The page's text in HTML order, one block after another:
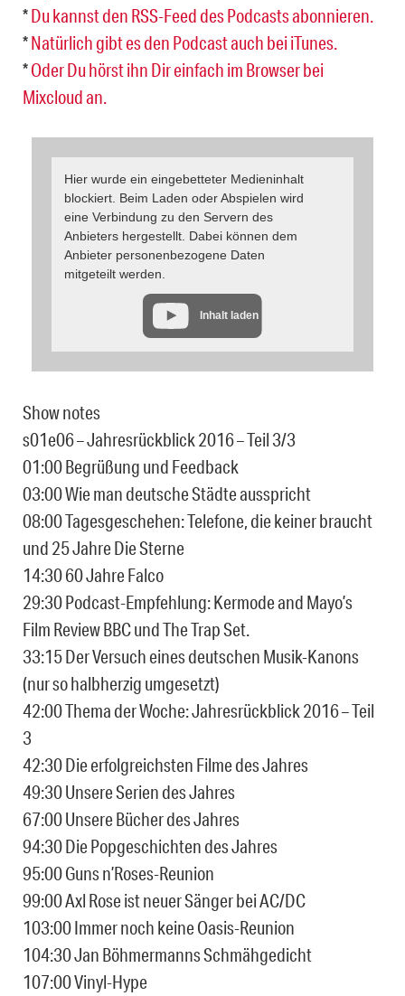
*Du kannst den RSS-Feed des Podcasts abonnieren.
*Natürlich gibt es den Podcast auch bei iTunes.
*Oder Du hörst ihn Dir einfach im Browser bei
Mixcloud an.
Hier wurde ein eingebetteter Medieninhalt
blockiert. Beim Laden oder Abspielen wird
eine Verbindung zu den Servern des
Anbieters hergestellt. Dabei können dem
Anbieter personenbezogene Daten
mitgeteilt werden.
Inhalt laden
Show notes
s01e06 – Jahresrückblick 2016 – Teil 3/3
01:00 Begrüßung und Feedback
03:00 Wie man deutsche Städte ausspricht
08:00 Tagesgeschehen: Telefone, die keiner braucht
und 25 Jahre Die Sterne
14:30 60 Jahre Falco
29:30 Podcast-Empfehlung: Kermode and Mayo’s
Film Review BBC und The Trap Set.
33:15 Der Versuch eines deutschen Musik-Kanons
(nur so halbherzig umgesetzt)
42:00 Thema der Woche: Jahresrückblick 2016 – Teil
3
42:30 Die erfolgreichsten Filme des Jahres
49:30 Unsere Serien des Jahres
67:00 Unsere Bücher des Jahres
94:30 Die Popgeschichten des Jahres
95:00 Guns n’Roses-Reunion
99:00 Axl Rose ist neuer Sänger bei AC/DC
103:00 Immer noch keine Oasis-Reunion
104:30 Jan Böhmermanns Schmähgedicht
107:00 Vinyl-Hype